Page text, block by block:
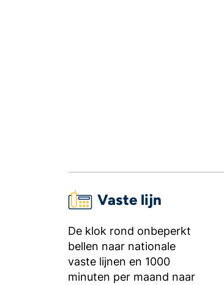
Vaste lijn
De klok rond onbeperkt
bellen naar nationale
vaste lijnen en 1000
minuten per maand naar